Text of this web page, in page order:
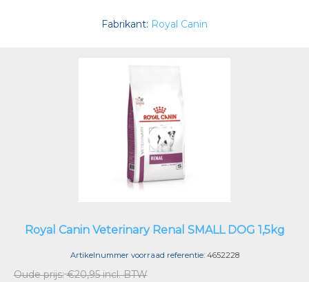
Fabrikant: Royal Canin
Royal Canin Veterinary Renal SMALL DOG 1,5kg
Artikelnummer voorraad referentie: 4652228
Oude prijs: €20,95 incl. BTW